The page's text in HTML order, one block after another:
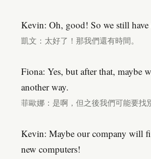
Kevin: Oh, good! So we still have
凱文：太好了！那我們還有時間。
Fiona: Yes, but after that, maybe
another way.
菲歐娜：是啊，但之後我們可能要找
Kevin: Maybe our company will
new computers!